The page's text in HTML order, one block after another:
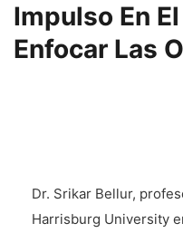
Impulso En
Enfocar Las
Dr. Srikar Bellur,
Harrisburg University